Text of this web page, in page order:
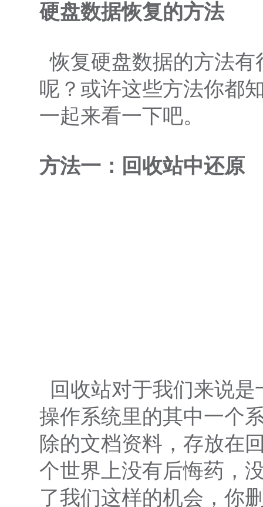
硬盘数据恢复的方法
恢复硬盘数据的方法
呢？或许这些方法你都
一起来看一下吧。
方法一：回收站中还原
回收站对于我们来说是
操作系统里的其中一个
除的文档资料，存放在
个世界上没有后悔药，
了我们这样的机会，你